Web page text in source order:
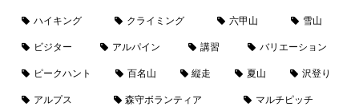
ハイキング クライミング 六甲山 雪山
ビジター アルパイン 講習 バリエーション
ピークハント 百名山 縦走 夏山 沢登り
アルプス 森守ボランティア マルチピッチ